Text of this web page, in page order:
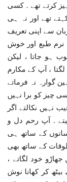
کرتے تھے . کسی
تھے اور نہ ہی
سے اپنی تعریف
نرم طبع اور خوش
ہو جاتا ، لیکن
، آپ کے مکارم
گوارہ نہ فرماتے
چیز کو برا نہیں
نہیں نکالتے اگر
. آپ رحم دل و
کے ساتھ ہی
کے ساتھ بھی
خود لگاتے ،
بیٹھ کر کھانا نوش